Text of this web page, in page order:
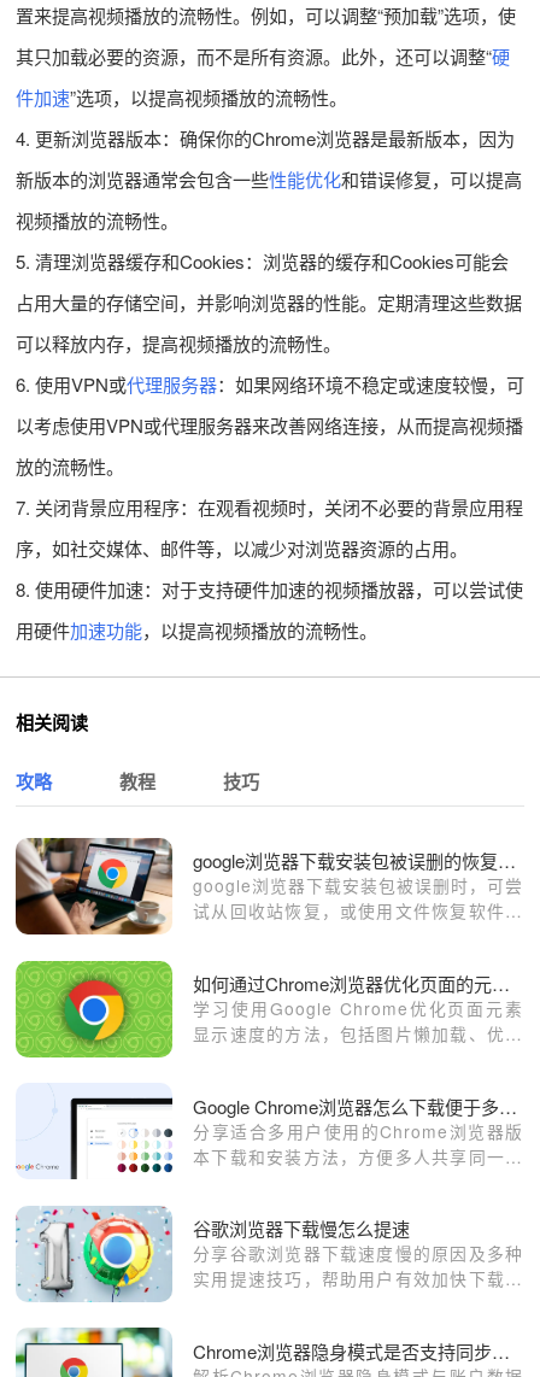
置来提高视频播放的流畅性。例如，可以调整“预加载”选项，使
其只加载必要的资源，而不是所有资源。此外，还可以调整“硬
件加速”选项，以提高视频播放的流畅性。
4. 更新浏览器版本：确保你的Chrome浏览器是最新版本，因为
新版本的浏览器通常会包含一些性能优化和错误修复，可以提高
视频播放的流畅性。
5. 清理浏览器缓存和Cookies：浏览器的缓存和Cookies可能会
占用大量的存储空间，并影响浏览器的性能。定期清理这些数据
可以释放内存，提高视频播放的流畅性。
6. 使用VPN或代理服务器：如果网络环境不稳定或速度较慢，可
以考虑使用VPN或代理服务器来改善网络连接，从而提高视频播
放的流畅性。
7. 关闭背景应用程序：在观看视频时，关闭不必要的背景应用程
序，如社交媒体、邮件等，以减少对浏览器资源的占用。
8. 使用硬件加速：对于支持硬件加速的视频播放器，可以尝试使
用硬件加速功能，以提高视频播放的流畅性。
相关阅读
攻略 教程 技巧
google浏览器下载安装包被误删的恢复方法
google浏览器下载安装包被误删时，可尝
试从回收站恢复，或使用文件恢复软件找
如何通过Chrome浏览器优化页面的元素显示速度
学习使用Google Chrome优化页面元素
显示速度的方法，包括图片懒加载、优先
Google Chrome浏览器怎么下载便于多用户使用版本
分享适合多用户使用的Chrome浏览器版
本下载和安装方法，方便多人共享同一设
谷歌浏览器下载慢怎么提速
分享谷歌浏览器下载速度慢的原因及多种
实用提速技巧，帮助用户有效加快下载速
Chrome浏览器隐身模式是否支持同步账户数据